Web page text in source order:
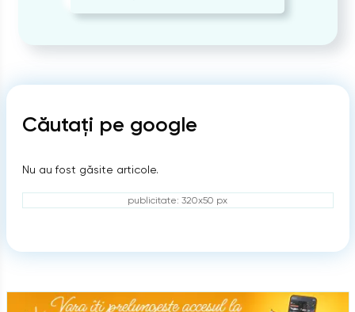
Căutați pe google
Nu au fost găsite articole.
publicitate: 320x50 px